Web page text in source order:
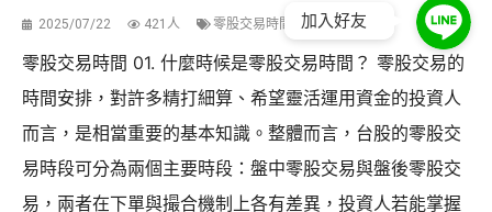
2025/07/22 421人 零股交易時間
零股交易時間 01. 什麼時候是零股交易時間？ 零股交易的
時間安排，對許多精打細算、希望靈活運用資金的投資人
而言，是相當重要的基本知識。整體而言，台股的零股交
易時段可分為兩個主要時段：盤中零股交易與盤後零股交
易，兩者在下單與撮合機制上各有差異，投資人若能掌握
加入好友